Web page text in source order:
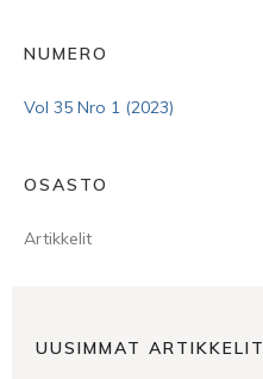
NUMERO
Vol 35 Nro 1 (2023)
OSASTO
Artikkelit
UUSIMMAT ARTIKKELIT